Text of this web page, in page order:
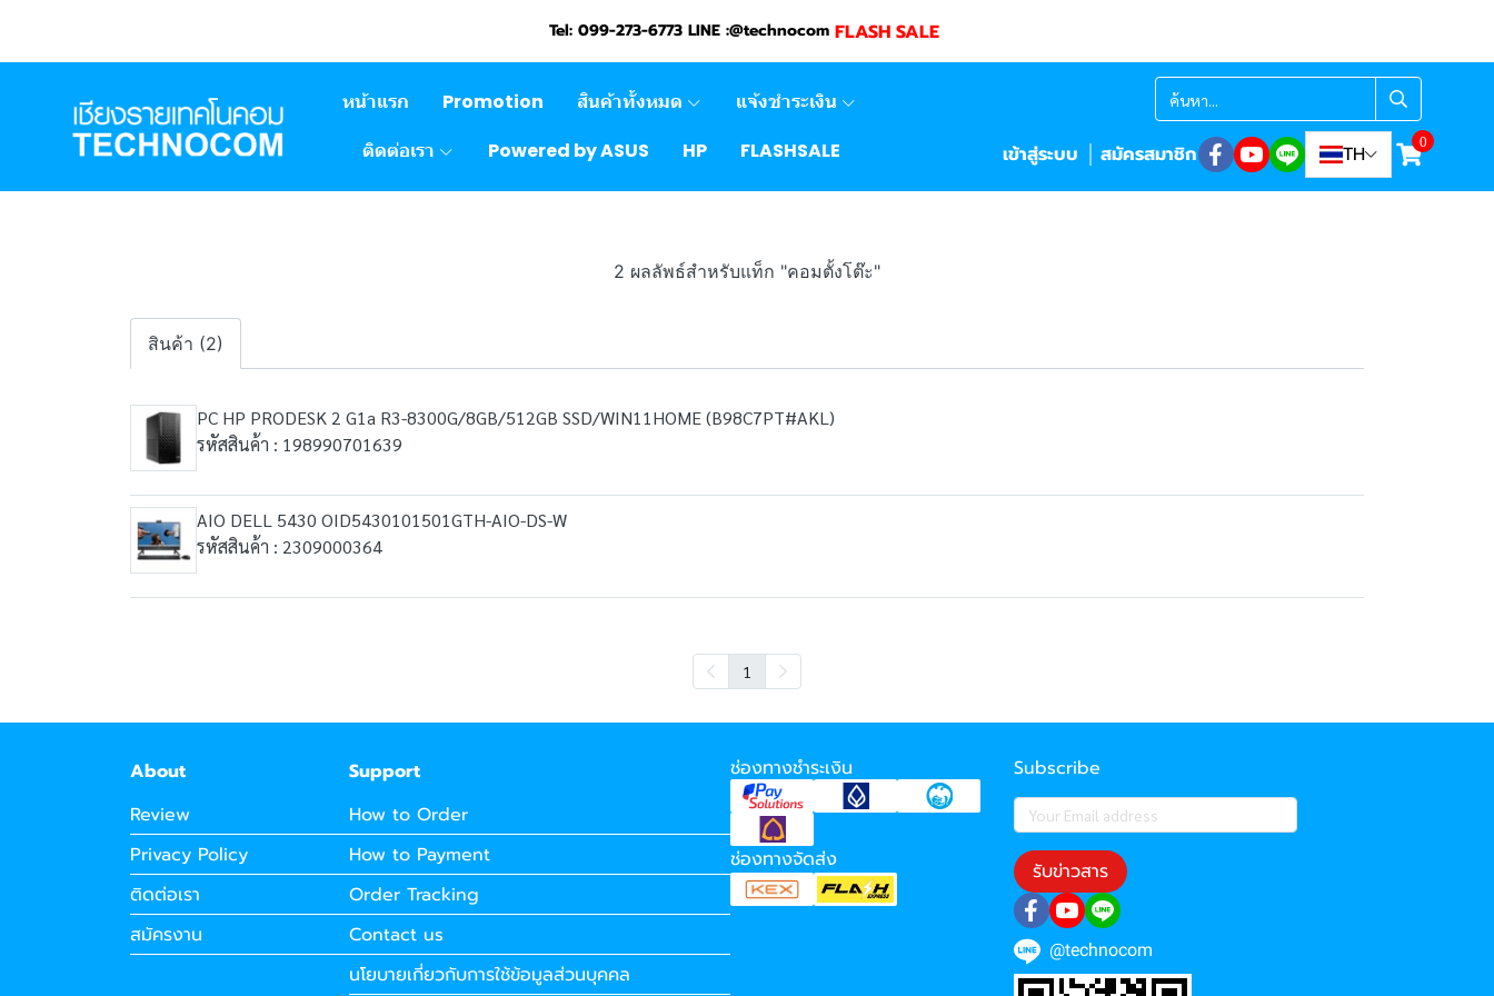
Tel: 099-273-6773 LINE :@technocom FLASH SALE
หน้าแรก Promotion สินค้าทั้งหมด
แจ้งชำระเงิน
ติดต่อเรา
Powered by ASUS HP FLASHSALE เข้าสู่ระบบ สมัครสมาชิก TH 0
2 ผลลัพธ์สำหรับแท็ก "คอมตั้งโต๊ะ"
สินค้า (2)
PC HP PRODESK 2 G1a R3-8300G/8GB/512GB SSD/WIN11HOME (B98C7PT#AKL)
รหัสสินค้า : 198990701639
AIO DELL 5430 OID5430101501GTH-AIO-DS-W
รหัสสินค้า : 2309000364
1
About
Review
Privacy Policy
ติดต่อเรา
สมัครงาน
Support
How to Order
How to Payment
Order Tracking
Contact us
นโยบายเกี่ยวกับการใช้ข้อมูลส่วนบุคคล
ช่องทางชำระเงิน
ช่องทางจัดส่ง
Subscribe
รับข่าวสาร
@technocom